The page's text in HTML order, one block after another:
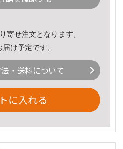
寄せ注文となります。
け予定です。
・送料について
に入れる